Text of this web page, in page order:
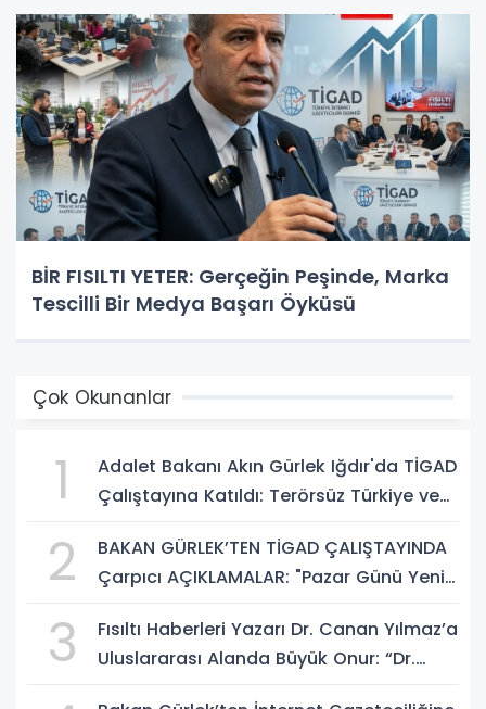
BİR FISILTI YETER: Gerçeğin Peşinde, Marka
Tescilli Bir Medya Başarı Öyküsü
Çok Okunanlar
1
Adalet Bakanı Akın Gürlek Iğdır'da TİGAD
Çalıştayına Katıldı: Terörsüz Türkiye ve
2
BAKAN GÜRLEK’TEN TİGAD ÇALIŞTAYINDA
Çarpıcı AÇIKLAMALAR: "Pazar Günü Yeni
3
Fısıltı Haberleri Yazarı Dr. Canan Yılmaz’a
Uluslararası Alanda Büyük Onur: “Dr.